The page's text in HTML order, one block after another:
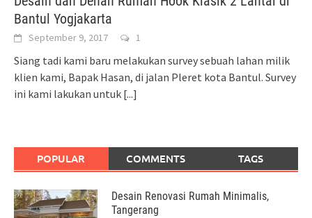
Bantul Yogjakarta
September 9, 2017 1
Siang tadi kami baru melakukan survey sebuah lahan milik
klien kami, Bapak Hasan, di jalan Pleret kota Bantul. Survey
ini kami lakukan untuk [...]
POPULAR COMMENTS TAGS
Desain Renovasi Rumah Minimalis,
Tangerang